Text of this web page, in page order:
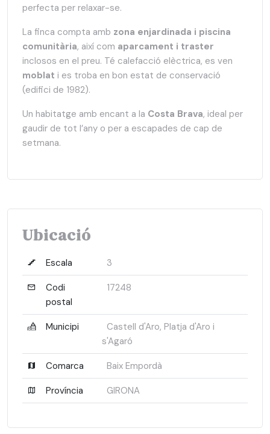
perfecta per relaxar-se.
La finca compta amb zona enjardinada i piscina
comunitària, així com aparcament i traster
inclosos en el preu. Té calefacció elèctrica, es ven
moblat i es troba en bon estat de conservació
(edifici de 1982).
Un habitatge amb encant a la Costa Brava, ideal per
gaudir de tot l’any o per a escapades de cap de
setmana.
Ubicació
Escala 3
Codi
postal
17248
Municipi
Castell d'Aro, Platja d'Aro i
s'Agaró
Comarca Baix Empordà
Província GIRONA